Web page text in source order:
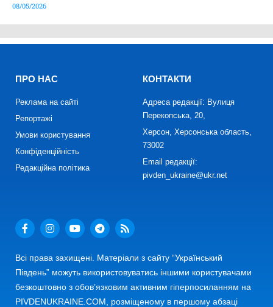
08/05/2026
ПРО НАС
Реклама на сайті
Репортажі
Умови користування
Конфіденційність
Редакційна політика
КОНТАКТИ
Адреса редакції: Вулиця
Перекопська, 20,
Херсон, Херсонська область,
73002
Email редакції:
pivden_ukraine@ukr.net
Всі права захищені. Матеріали з сайту “Український
Південь” можуть використовуватись іншими користувачами
безкоштовно з обов’язковим активним гіперпосиланням на
PIVDENUKRAINE.COM, розміщеному в першому абзаці